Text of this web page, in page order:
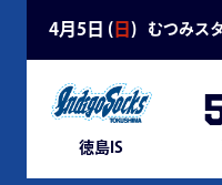
4月5日 ( 日 ) むつみス
徳島IS